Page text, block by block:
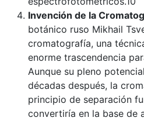
Invención de la
botánico ruso Mikhail
cromatografía, una
enorme trascendencia
Aunque su pleno
décadas después, la
principio de separación
convertiría en la base de